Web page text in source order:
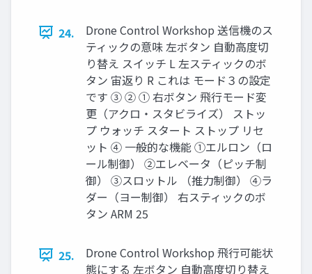
24.
Drone Control Workshop 送信機のス
ティックの意味 左ボタン ⾃動⾼度切
り替え スイッチ L 左スティックのボ
タン 宙返り R これは モード３の設定
です ③ ② ① 右ボタン ⾶⾏モード変
更（アクロ・スタビライズ） ストッ
プ ウォッチ スタート ストップ リセ
ット ④ 一般的な機能 ①エルロン（ロ
ール制御） ②エレベータ（ピッチ制
御） ③スロットル （推力制御） ④ラ
ダー（ヨー制御） 右スティックのボ
タン ARM 25
25.
Drone Control Workshop ⾶⾏可能状
態にする 左ボタン ⾃動⾼度切り替え